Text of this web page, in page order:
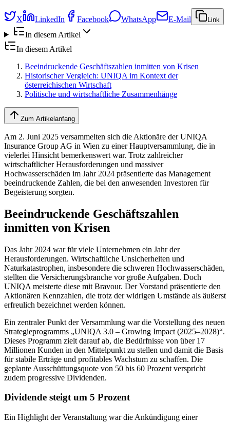
X LinkedIn Facebook WhatsApp E-Mail Link
In diesem Artikel
In diesem Artikel
Beeindruckende Geschäftszahlen inmitten von Krisen
Historischer Vergleich: UNIQA im Kontext der
österreichischen Wirtschaft
Politische und wirtschaftliche Zusammenhänge
Zum Artikelanfang
Am 2. Juni 2025 versammelten sich die Aktionäre der UNIQA
Insurance Group AG in Wien zu einer Hauptversammlung, die in
vielerlei Hinsicht bemerkenswert war. Trotz zahlreicher
wirtschaftlicher Herausforderungen und massiver
Hochwasserschäden im Jahr 2024 präsentierte das Management
beeindruckende Zahlen, die bei den anwesenden Investoren für
Begeisterung sorgten.
Beeindruckende Geschäftszahlen
inmitten von Krisen
Das Jahr 2024 war für viele Unternehmen ein Jahr der
Herausforderungen. Wirtschaftliche Unsicherheiten und
Naturkatastrophen, insbesondere die schweren Hochwasserschäden,
stellten die Versicherungsbranche vor große Aufgaben. Doch
UNIQA meisterte diese mit Bravour. Der Vorstand präsentierte den
Aktionären Kennzahlen, die trotz der widrigen Umstände als äußerst
erfreulich bezeichnet werden können.
Ein zentraler Punkt der Versammlung war die Vorstellung des neuen
Strategieprogramms „UNIQA 3.0 – Growing Impact (2025–2028)“.
Dieses Programm zielt darauf ab, die Bedürfnisse von über 17
Millionen Kunden in den Mittelpunkt zu stellen und damit die Basis
für stabile Erträge und profitables Wachstum zu schaffen. Die
geplante Ausschüttungsquote von 50 bis 60 Prozent verspricht
zudem progressive Dividenden.
Dividende steigt um 5 Prozent
Ein Highlight der Veranstaltung war die Ankündigung einer